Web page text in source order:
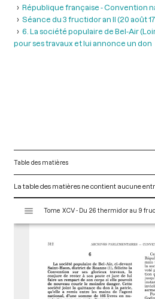
République française - Convention
Séance du 3 fructidor an II (20 août
6. La société populaire de Bel-Air
pour ses travaux et lui annonce un don
Table des matières
La table des matières ne contient aucune
s